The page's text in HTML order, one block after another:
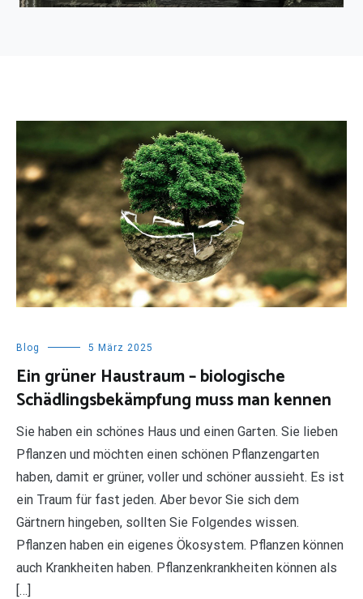
Blog 5 März 2025
Ein grüner Haustraum – biologische
Schädlingsbekämpfung muss man kennen
Sie haben ein schönes Haus und einen Garten. Sie lieben
Pflanzen und möchten einen schönen Pflanzengarten
haben, damit er grüner, voller und schöner aussieht. Es ist
ein Traum für fast jeden. Aber bevor Sie sich dem
Gärtnern hingeben, sollten Sie Folgendes wissen.
Pflanzen haben ein eigenes Ökosystem. Pflanzen können
auch Krankheiten haben. Pflanzenkrankheiten können als
[…]